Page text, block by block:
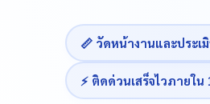
📏 วัดหน้างานและประเ
⚡ ติดด่วนเสร็จไวภายใน